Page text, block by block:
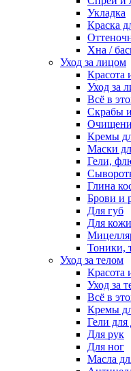
Укладка
Краска
Хна /
Уход за лицом
Красота
Уход за
Всё в
Скрабы
Кремы
Маски
Гели,
Глина
Брови и
Для губ
Для
Тоники,
Уход за телом
Красота
Уход за
Всё в
Кремы
Гели для
Для рук
Для ног
Масла